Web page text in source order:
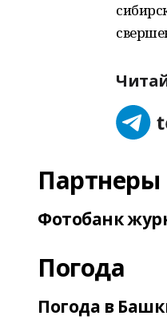
Партнеры
Фотобанк
Погода
Погода в